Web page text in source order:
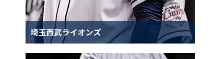
埼玉西武ライオンズ